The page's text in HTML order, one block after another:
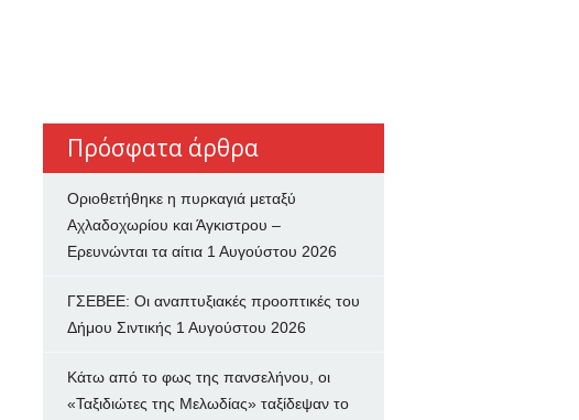
Πρόσφατα άρθρα
Οριοθετήθηκε η πυρκαγιά μεταξύ
Αχλαδοχωρίου και Άγκιστρου –
Ερευνώνται τα αίτια 1 Αυγούστου 2026
ΓΣΕΒΕΕ: Οι αναπτυξιακές προοπτικές του
Δήμου Σιντικής 1 Αυγούστου 2026
Κάτω από το φως της πανσελήνου, οι
«Ταξιδιώτες της Μελωδίας» ταξίδεψαν το